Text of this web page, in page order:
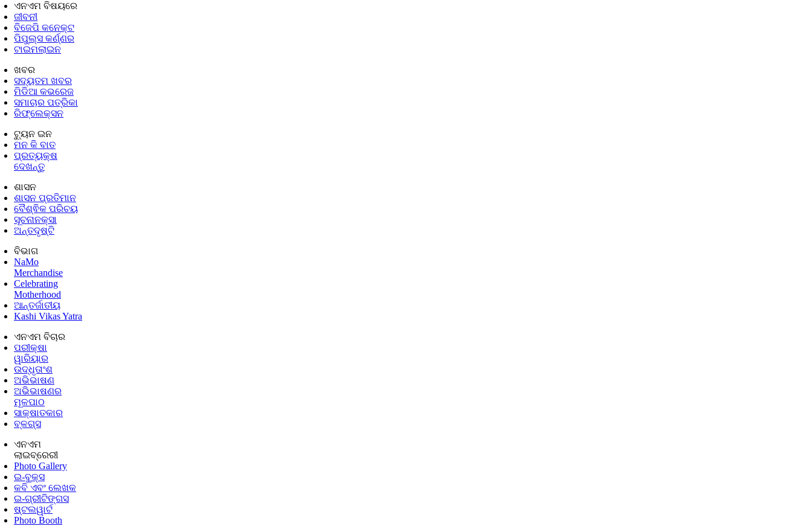
ଏନଏମ ବିଷୟରେ
ଜୀବନୀ
ବିଜେପି କନେକ୍ଟ
ପିପୁଲ୍ସ କର୍ଣ୍ଣର
ଟାଇମଲାଇନ
ଖବର
ସଦ୍ୟତମ ଖବର
ମିଡିଆ କଭରେଜ
ସମାଚାର ପତ୍ରିକା
ରିଫ୍ଲେକ୍ସନ
ଟ୍ୟୁନ ଇନ
ମନ କି ବାତ
ପ୍ରତ୍ୟକ୍ଷ
ଦେଖନ୍ତୁ
ଶାସନ
ଶାସନ ପ୍ରତିମାନ
ବୈଶ୍ଵିକ ପରିଚୟ
ସୂଚନାନକ୍ସା
ଅନ୍ତଦୃଷ୍ଟି
ବିଭାଗ
NaMo
Merchandise
Celebrating
Motherhood
ଆନ୍ତର୍ଜାତୀୟ
Kashi Vikas Yatra
ଏନଏମ ବିଚାର
ପରୀକ୍ଷା
ୱାରିୟାର
ଉଦ୍ଧୃତାଂଶ
ଅଭିଭାଷଣ
ଅଭିଭାଷଣର
ମୂଳପାଠ
ସାକ୍ଷାତକାର
ବ୍ଳଗ୍ସ
ଏନଏମ
ଲାଇବ୍ରେରୀ
Photo Gallery
ଇ-ବୁକ୍ସ
କବି ଏବଂ ଲେଖକ
ଇ-ଗ୍ରୀଟିଙ୍ଗସ
ଷ୍ଟଲୱାର୍ଟ
Photo Booth